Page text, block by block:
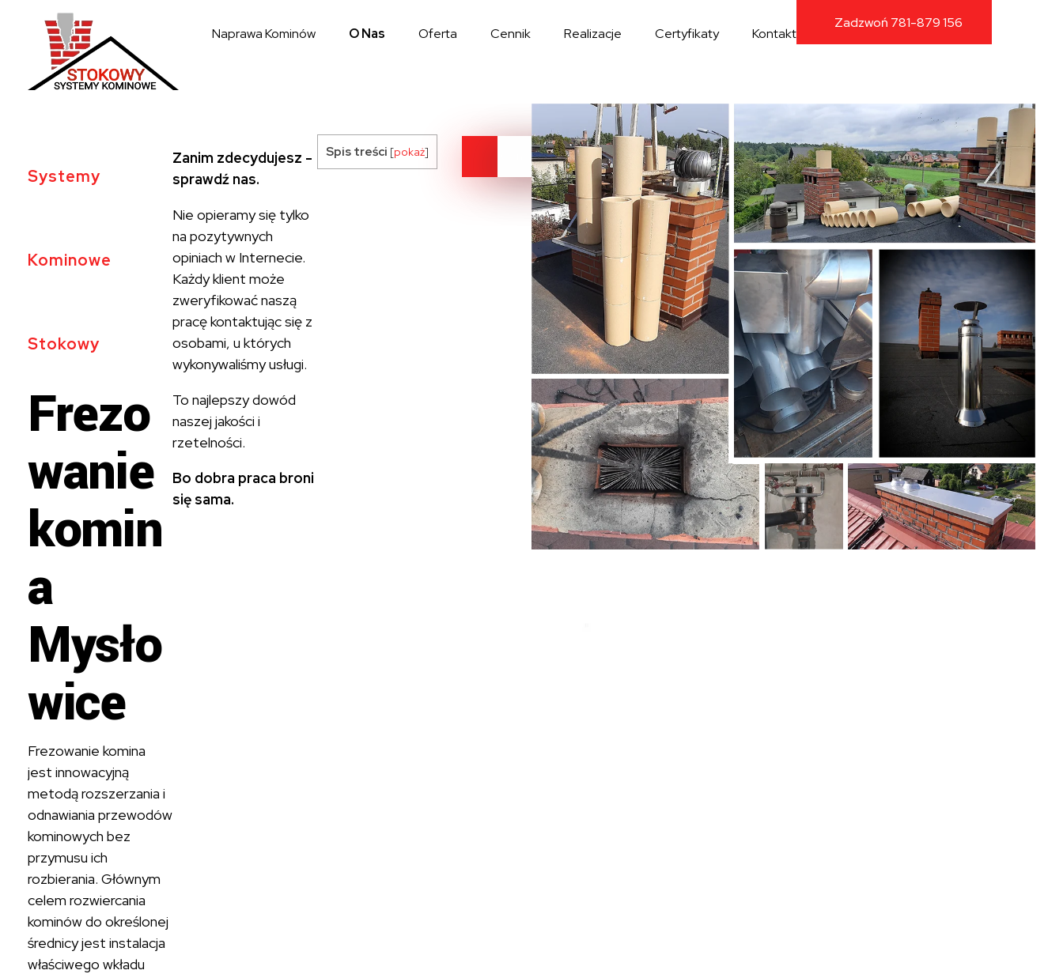
Naprawa Kominów O Nas Oferta Cennik Realizacje Certyfikaty Kontakt
Zadzwoń 781-879 156
Systemy
Kominowe
Stokowy
Frezo
wanie
komin
a
Mysło
wice
Frezowanie komina
jest innowacyjną
metodą rozszerzania i
odnawiania przewodów
kominowych bez
przymusu ich
rozbierania. Głównym
celem rozwiercania
kominów do określonej
średnicy jest instalacja
właściwego wkładu
Zanim zdecydujesz -
sprawdź nas.
Nie opieramy się tylko
na pozytywnych
opiniach w Internecie.
Każdy klient może
zweryfikować naszą
pracę kontaktując się z
osobami, u których
wykonywaliśmy usługi.
To najlepszy dowód
naszej jakości i
rzetelności.
Bo dobra praca broni
się sama.
Spis treści [pokaż] CennikKontakt